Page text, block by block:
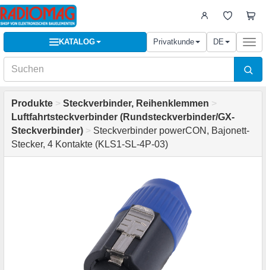
KATALOG Privatkunde DE
Produkte > Steckverbinder, Reihenklemmen >
Luftfahrtsteckverbinder (Rundsteckverbinder/GX-
Steckverbinder) > Steckverbinder powerCON, Bajonett-
Stecker, 4 Kontakte (KLS1-SL-4P-03)